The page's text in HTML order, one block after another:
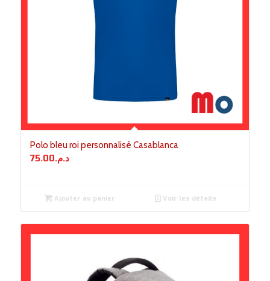
Polo bleu roi personnalisé Casablanca
د.م.75.00
Ajouter au panier Voir les détails